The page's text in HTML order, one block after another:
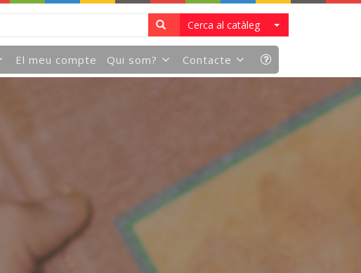
Cerca al catàleg
El meu compte Qui som? Contacte